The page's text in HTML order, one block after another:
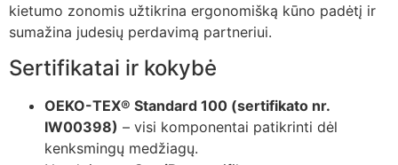
kietumo zonomis užtikrina ergonomišką kūno padėtį ir
sumažina judesių perdavimą partneriui.
Sertifikatai ir kokybė
OEKO-TEX® Standard 100 (sertifikato nr.
IW00398) – visi komponentai patikrinti dėl
kenksmingų medžiagų.